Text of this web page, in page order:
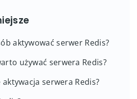
aktywować serwer Redis?
używać serwera Redis?
serwera Redis?